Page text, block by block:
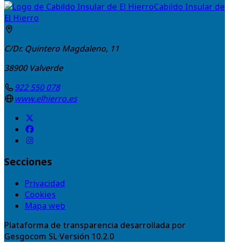
Cabildo Insular de
El Hierro
C/Dr. Quintero Magdaleno, 11
38900 Valverde
922 550 078
www.elhierro.es
Secciones
Privacidad
Cookies
Mapa web
Plataforma de transparencia desarrollada por
Gesgocom SL·Versión 10.2.0